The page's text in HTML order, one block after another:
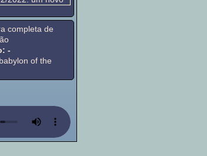
2022: feita a
blog
2022: minha
de
2022: feita a
layout
2022: comecei a
o layout
criei o site
completa de
-
babylon of the